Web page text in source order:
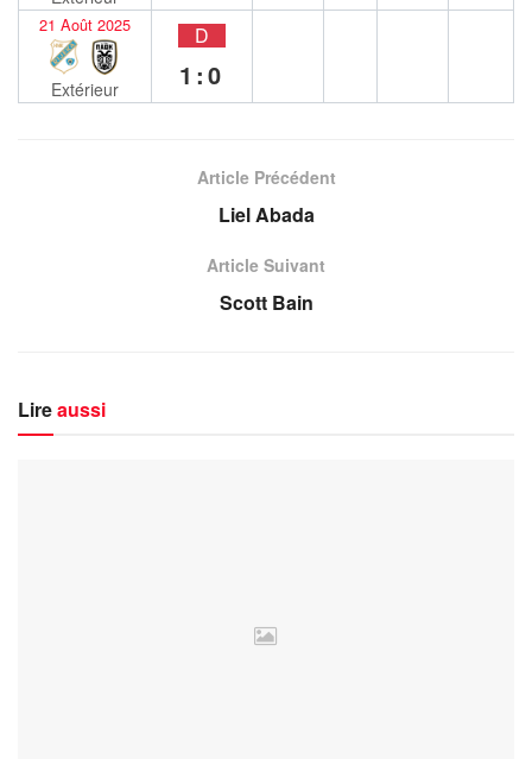
21 Août 2025
Extérieur
D
1:0
Article Précédent
Liel Abada
Article Suivant
Scott Bain
Lireaussi